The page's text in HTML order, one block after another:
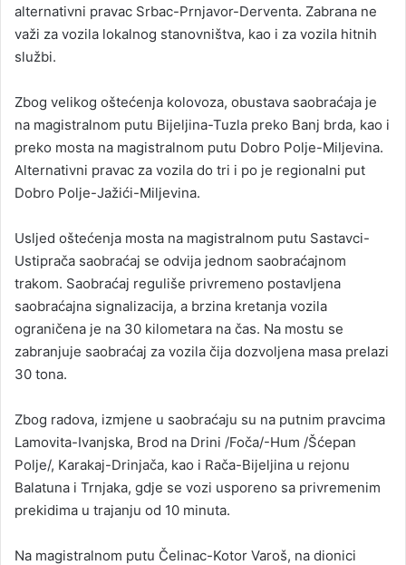
alternativni pravac Srbac-Prnjavor-Derventa. Zabrana ne
važi za vozila lokalnog stanovništva, kao i za vozila hitnih
službi.
Zbog velikog oštećenja kolovoza, obustava saobraćaja je
na magistralnom putu Bijeljina-Tuzla preko Banj brda, kao i
preko mosta na magistralnom putu Dobro Polje-Miljevina.
Alternativni pravac za vozila do tri i po je regionalni put
Dobro Polje-Jažići-Miljevina.
Usljed oštećenja mosta na magistralnom putu Sastavci-
Ustiprača saobraćaj se odvija jednom saobraćajnom
trakom. Saobraćaj reguliše privremeno postavljena
saobraćajna signalizacija, a brzina kretanja vozila
ograničena je na 30 kilometara na čas. Na mostu se
zabranjuje saobraćaj za vozila čija dozvoljena masa prelazi
30 tona.
Zbog radova, izmjene u saobraćaju su na putnim pravcima
Lamovita-Ivanjska, Brod na Drini /Foča/-Hum /Šćepan
Polje/, Karakaj-Drinjača, kao i Rača-Bijeljina u rejonu
Balatuna i Trnjaka, gdje se vozi usporeno sa privremenim
prekidima u trajanju od 10 minuta.
Na magistralnom putu Čelinac-Kotor Varoš, na dionici